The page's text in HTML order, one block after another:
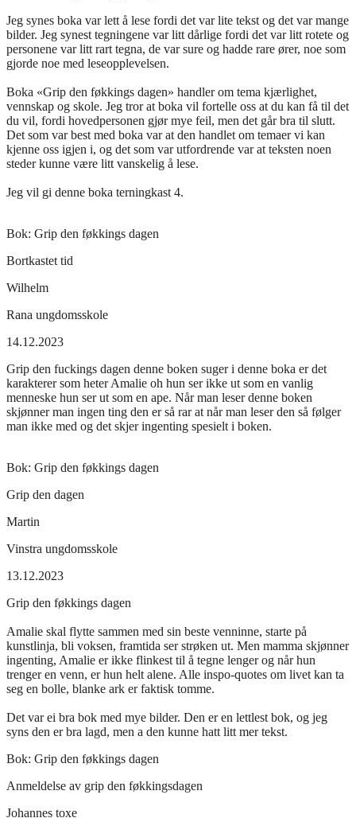
Jeg synes boka var lett å lese fordi det var lite tekst og det var mange
bilder. Jeg synest tegningene var litt dårlige fordi det var litt rotete og
personene var litt rart tegna, de var sure og hadde rare ører, noe som
gjorde noe med leseopplevelsen.
Boka «Grip den føkkings dagen» handler om tema kjærlighet,
vennskap og skole. Jeg tror at boka vil fortelle oss at du kan få til det
du vil, fordi hovedpersonen gjør mye feil, men det går bra til slutt.
Det som var best med boka var at den handlet om temaer vi kan
kjenne oss igjen i, og det som var utfordrende var at teksten noen
steder kunne være litt vanskelig å lese.
Jeg vil gi denne boka terningkast 4.
Bok: Grip den føkkings dagen
Bortkastet tid
Wilhelm
Rana ungdomsskole
14.12.2023
Grip den fuckings dagen denne boken suger i denne boka er det
karakterer som heter Amalie oh hun ser ikke ut som en vanlig
menneske hun ser ut som en ape. Når man leser denne boken
skjønner man ingen ting den er så rar at når man leser den så følger
man ikke med og det skjer ingenting spesielt i boken.
Bok: Grip den føkkings dagen
Grip den dagen
Martin
Vinstra ungdomsskole
13.12.2023
Grip den føkkings dagen
Amalie skal flytte sammen med sin beste venninne, starte på
kunstlinja, bli voksen, framtida ser strøken ut. Men mamma skjønner
ingenting, Amalie er ikke flinkest til å tegne lenger og når hun
trenger en venn, er hun helt alene. Alle inspo-quotes om livet kan ta
seg en bolle, blanke ark er faktisk tomme.
Det var ei bra bok med mye bilder. Den er en lettlest bok, og jeg
syns den er bra lagd, men a den kunne hatt litt mer tekst.
Bok: Grip den føkkings dagen
Anmeldelse av grip den føkkingsdagen
Johannes toxe